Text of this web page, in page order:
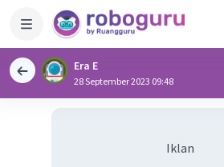
Era E
28 September 2023 09:48
Iklan